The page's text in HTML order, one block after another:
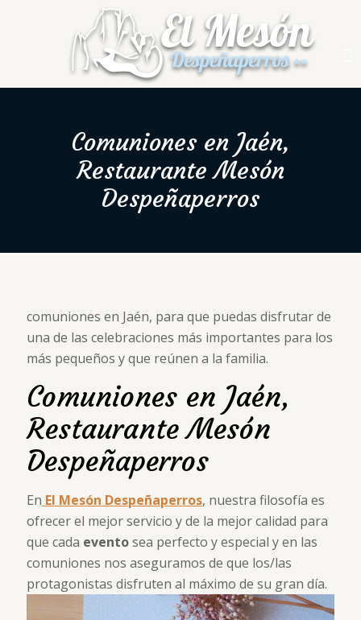
Comuniones en Jaén,
Restaurante Mesón
Despeñaperros
comuniones en Jaén, para que puedas disfrutar de
una de las celebraciones más importantes para los
más pequeños y que reúnen a la familia.
Comuniones en Jaén,
Restaurante Mesón
Despeñaperros
En El Mesón Despeñaperros, nuestra filosofía es
ofrecer el mejor servicio y de la mejor calidad para
que cada eventosea perfecto y especial y en las
comuniones nos aseguramos de que los/las
protagonistas disfruten al máximo de su gran día.